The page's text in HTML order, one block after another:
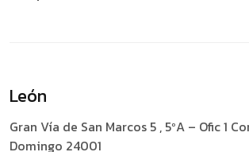
León
Gran Vía de San Marcos 5 , 5ºA – Ofic 1
Domingo 24001